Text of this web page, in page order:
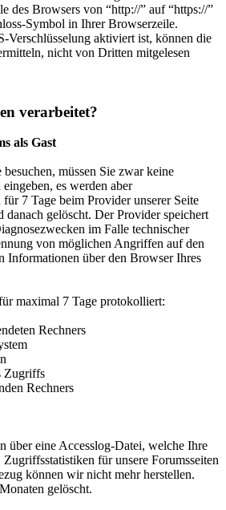
des Browsers von “http://” auf “https://”
Symbol in Ihrer Browserzeile.
Verschlüsselung aktiviert ist, können die
nicht von Dritten mitgelesen
verarbeitet?
als Gast
müssen Sie zwar keine
es werden aber
für 7 Tage beim Provider unserer Seite
gelöscht. Der Provider speichert
im Falle technischer
von möglichen Angriffen auf den
Informationen über den Browser Ihres
maximal 7 Tage protokolliert:
Rechners
Zugriffs
Rechners
über eine Accesslog-Datei, welche Ihre
für unsere Forumsseiten
können wir nicht mehr herstellen.
gelöscht.